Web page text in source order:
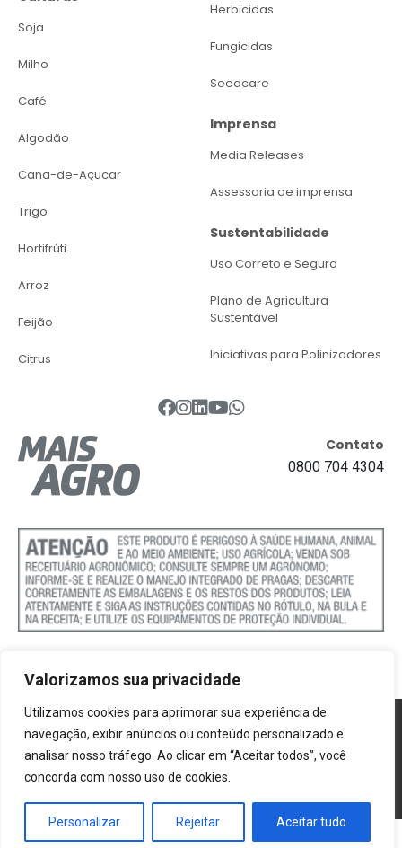
Valorizamos sua privacidade
Utilizamos cookies para aprimorar sua experiência de
navegação, exibir anúncios ou conteúdo personalizado e
analisar nosso tráfego. Ao clicar em “Aceitar todos”, você
concorda com nosso uso de cookies.
Personalizar Rejeitar Aceitar tudo
Soja
Milho
Café
Algodão
Cana-de-Açucar
Trigo
Hortifrúti
Arroz
Feijão
Citrus
Herbicidas
Fungicidas
Seedcare
Imprensa
Media Releases
Assessoria de imprensa
Sustentabilidade
Uso Correto e Seguro
Plano de Agricultura
Sustentável
Iniciativas para Polinizadores
Contato
0800 704 4304
Política de Cookies
Termos e Condições
®2026 Mais Agro | Todos os direitos reservados